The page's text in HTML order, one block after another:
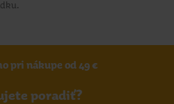
pri nákupe od 49 €
poradiť?